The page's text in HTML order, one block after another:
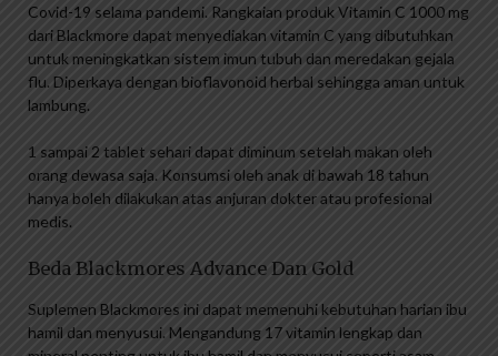
Covid-19 selama pandemi. Rangkaian produk Vitamin C 1000 mg
dari Blackmore dapat menyediakan vitamin C yang dibutuhkan
untuk meningkatkan sistem imun tubuh dan meredakan gejala
flu. Diperkaya dengan bioflavonoid herbal sehingga aman untuk
lambung.
1 sampai 2 tablet sehari dapat diminum setelah makan oleh
orang dewasa saja. Konsumsi oleh anak di bawah 18 tahun
hanya boleh dilakukan atas anjuran dokter atau profesional
medis.
Beda Blackmores Advance Dan Gold
Suplemen Blackmores ini dapat memenuhi kebutuhan harian ibu
hamil dan menyusui. Mengandung 17 vitamin lengkap dan